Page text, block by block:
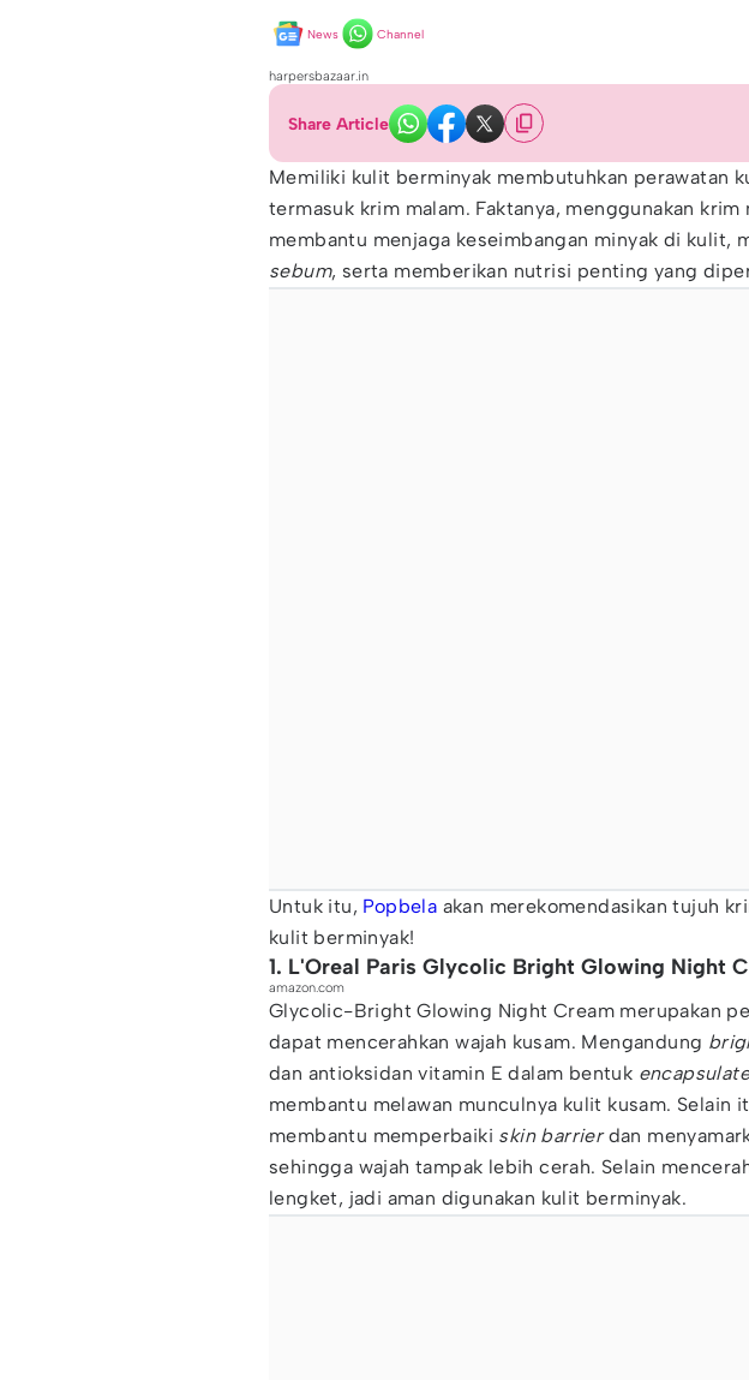
News Channel
harpersbazaar.in
Share Article
Memiliki kulit berminyak membutuhkan perawatan
termasuk krim malam. Faktanya, menggunakan
membantu menjaga keseimbangan minyak di kulit,
sebum, serta memberikan nutrisi penting yang
Untuk itu, Popbela akan merekomendasikan tujuh
kulit berminyak!
1. L'Oreal Paris Glycolic Bright Glowing Night
amazon.com
Glycolic-Bright Glowing Night Cream merupakan
dapat mencerahkan wajah kusam. Mengandung
dan antioksidan vitamin E dalam bentuk
membantu melawan munculnya kulit kusam. Selain
membantu memperbaiki skin barrierdan
sehingga wajah tampak lebih cerah. Selain
lengket, jadi aman digunakan kulit berminyak.